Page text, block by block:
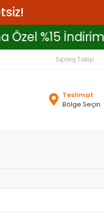
Özel %15
Sipariş Takip
Teslimat
Bölge Seçin